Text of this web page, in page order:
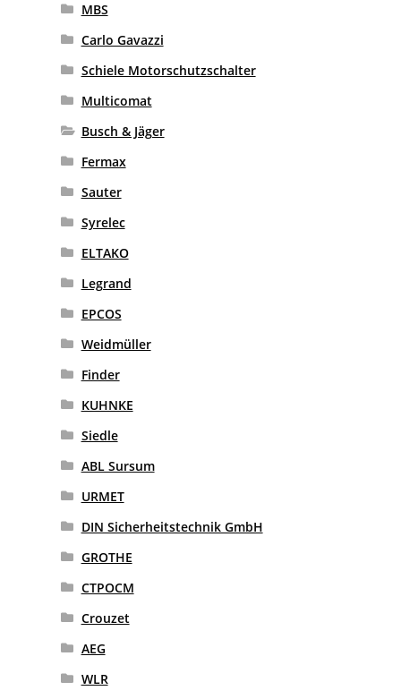
MBS
Carlo Gavazzi
Schiele Motorschutzschalter
Multicomat
Busch & Jäger
Fermax
Sauter
Syrelec
ELTAKO
Legrand
EPCOS
Weidmüller
Finder
KUHNKE
Siedle
ABL Sursum
URMET
DIN Sicherheitstechnik GmbH
GROTHE
CTPOCM
Crouzet
AEG
WLR